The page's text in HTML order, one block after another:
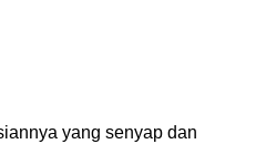
yang senyap dan